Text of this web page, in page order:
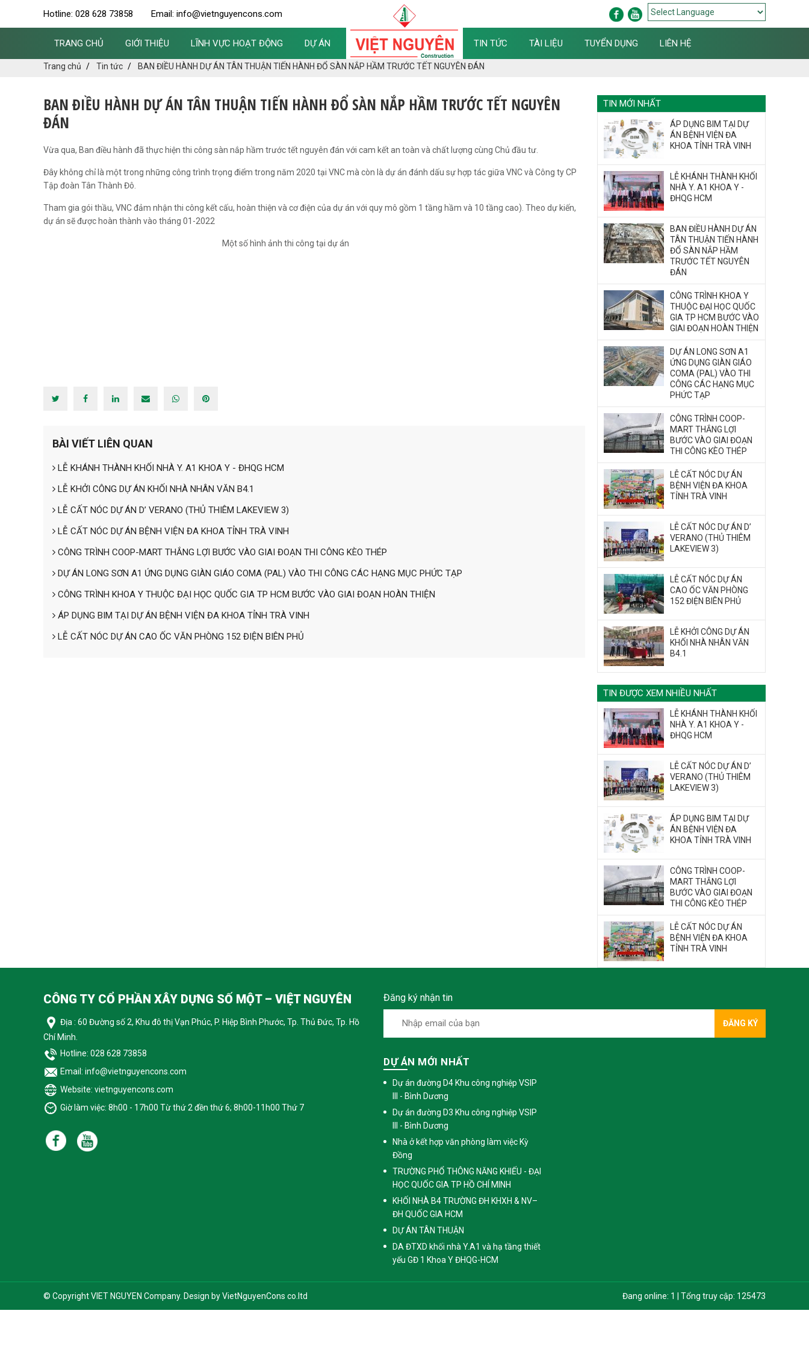
Hotline: 028 628 73858 Email: info@vietnguyencons.com
Powered by Translate
TRANG CHỦ GIỚI THIỆU LĨNH VỰC HOẠT ĐỘNG DỰ ÁN TIN TỨC TÀI LIỆU TUYỂN DỤNG LIÊN HỆ
Trang chủ Tin tức BAN ĐIỀU HÀNH DỰ ÁN TÂN THUẬN TIẾN HÀNH ĐỔ SÀN NẮP HẦM TRƯỚC TẾT NGUYÊN ĐÁN
BAN ĐIỀU HÀNH DỰ ÁN TÂN THUẬN TIẾN HÀNH ĐỔ SÀN NẮP HẦM TRƯỚC TẾT NGUYÊN
ĐÁN
Vừa qua, Ban điều hành đã thực hiện thi công sàn nắp hầm trước tết nguyên đán với cam kết an toàn và chất lượng cùng Chủ đầu tư.
Đây không chỉ là một trong những công trình trọng điểm trong năm 2020 tại VNC mà còn là dự án đánh dấu sự hợp tác giữa VNC và Công ty CP
Tập đoàn Tân Thành Đô.
Tham gia gói thầu, VNC đảm nhận thi công kết cấu, hoàn thiện và cơ điện của dự án với quy mô gồm 1 tầng hầm và 10 tầng cao). Theo dự kiến,
dự án sẽ được hoàn thành vào tháng 01-2022
Một số hình ảnh thi công tại dự án
BÀI VIẾT LIÊN QUAN
LỄ KHÁNH THÀNH KHỐI NHÀ Y. A1 KHOA Y - ĐHQG HCM
LỄ KHỞI CÔNG DỰ ÁN KHỐI NHÀ NHÂN VĂN B4.1
LỄ CẤT NÓC DỰ ÁN D’ VERANO (THỦ THIÊM LAKEVIEW 3)
LỄ CẤT NÓC DỰ ÁN BỆNH VIỆN ĐA KHOA TỈNH TRÀ VINH
CÔNG TRÌNH COOP-MART THẮNG LỢI BƯỚC VÀO GIAI ĐOẠN THI CÔNG KÈO THÉP
DỰ ÁN LONG SƠN A1 ỨNG DỤNG GIÀN GIÁO COMA (PAL) VÀO THI CÔNG CÁC HẠNG MỤC PHỨC TẠP
CÔNG TRÌNH KHOA Y THUỘC ĐẠI HỌC QUỐC GIA TP HCM BƯỚC VÀO GIAI ĐOẠN HOÀN THIỆN
ÁP DỤNG BIM TẠI DỰ ÁN BỆNH VIỆN ĐA KHOA TỈNH TRÀ VINH
LỄ CẤT NÓC DỰ ÁN CAO ỐC VĂN PHÒNG 152 ĐIỆN BIÊN PHỦ
TIN MỚI NHẤT
ÁP DỤNG BIM TẠI DỰ
ÁN BỆNH VIỆN ĐA
KHOA TỈNH TRÀ VINH
LỄ KHÁNH THÀNH KHỐI
NHÀ Y. A1 KHOA Y -
ĐHQG HCM
BAN ĐIỀU HÀNH DỰ ÁN
TÂN THUẬN TIẾN HÀNH
ĐỔ SÀN NẮP HẦM
TRƯỚC TẾT NGUYÊN
ĐÁN
CÔNG TRÌNH KHOA Y
THUỘC ĐẠI HỌC QUỐC
GIA TP HCM BƯỚC VÀO
GIAI ĐOẠN HOÀN THIỆN
DỰ ÁN LONG SƠN A1
ỨNG DỤNG GIÀN GIÁO
COMA (PAL) VÀO THI
CÔNG CÁC HẠNG MỤC
PHỨC TẠP
CÔNG TRÌNH COOP-
MART THẮNG LỢI
BƯỚC VÀO GIAI ĐOẠN
THI CÔNG KÈO THÉP
LỄ CẤT NÓC DỰ ÁN
BỆNH VIỆN ĐA KHOA
TỈNH TRÀ VINH
LỄ CẤT NÓC DỰ ÁN D’
VERANO (THỦ THIÊM
LAKEVIEW 3)
LỄ CẤT NÓC DỰ ÁN
CAO ỐC VĂN PHÒNG
152 ĐIỆN BIÊN PHỦ
LỄ KHỞI CÔNG DỰ ÁN
KHỐI NHÀ NHÂN VĂN
B4.1
TIN ĐƯỢC XEM NHIỀU NHẤT
LỄ KHÁNH THÀNH KHỐI
NHÀ Y. A1 KHOA Y -
ĐHQG HCM
LỄ CẤT NÓC DỰ ÁN D’
VERANO (THỦ THIÊM
LAKEVIEW 3)
ÁP DỤNG BIM TẠI DỰ
ÁN BỆNH VIỆN ĐA
KHOA TỈNH TRÀ VINH
CÔNG TRÌNH COOP-
MART THẮNG LỢI
BƯỚC VÀO GIAI ĐOẠN
THI CÔNG KÈO THÉP
LỄ CẤT NÓC DỰ ÁN
BỆNH VIỆN ĐA KHOA
TỈNH TRÀ VINH
CÔNG TY CỔ PHẦN XÂY DỰNG SỐ MỘT – VIỆT NGUYÊN
Địa : 60 Đường số 2, Khu đô thị Vạn Phúc, P. Hiệp Bình Phước, Tp. Thủ Đức, Tp. Hồ
Chí Minh.
Hotline: 028 628 73858
Email: info@vietnguyencons.com
Website: vietnguyencons.com
Giờ làm việc: 8h00 - 17h00 Từ thứ 2 đền thứ 6; 8h00-11h00 Thứ 7
Đăng ký nhận tin
ĐĂNG KÝ
DỰ ÁN MỚI NHẤT
Dự án đường D4 Khu công nghiệp VSIP
III - Bình Dương
Dự án đường D3 Khu công nghiệp VSIP
III - Bình Dương
Nhà ở kết hợp văn phòng làm việc Kỳ
Đồng
TRƯỜNG PHỔ THÔNG NĂNG KHIẾU - ĐẠI
HỌC QUỐC GIA TP HỒ CHÍ MINH
KHỐI NHÀ B4 TRƯỜNG ĐH KHXH & NV–
ĐH QUỐC GIA HCM
DỰ ÁN TÂN THUẬN
DA ĐTXD khối nhà Y.A1 và hạ tầng thiết
yếu GĐ 1 Khoa Y ĐHQG-HCM
© Copyright VIET NGUYEN Company. Design byVietNguyenCons co.ltd Đang online: 1 | Tổng truy cập: 125473
ĐĂNG KÝ TƯ VẤN MIỄN PHÍ